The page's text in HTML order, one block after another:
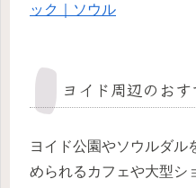
ック｜ソウル
ヨイド周辺のお
ヨイド公園やソウルダル
められるカフェや大型シ